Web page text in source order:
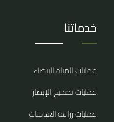
خدماتنا
عمليات المياه البيضاء
عمليات تصحيح الإبصار
عمليات زراعة العدسات